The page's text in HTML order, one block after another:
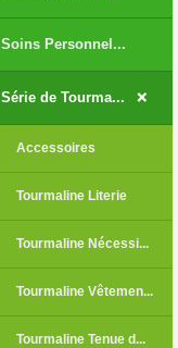
Soins Personnel...
Série de Tourma... +
Accessoires
Tourmaline Literie
Tourmaline Nécessi...
Tourmaline Vêtemen...
Tourmaline Tenue d...